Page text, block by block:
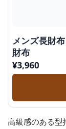
メンズ長財
財布
¥3,960
高級感のある型